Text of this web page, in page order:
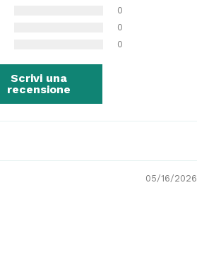
0
0
0
Scrivi una
recensione
05/16/2026